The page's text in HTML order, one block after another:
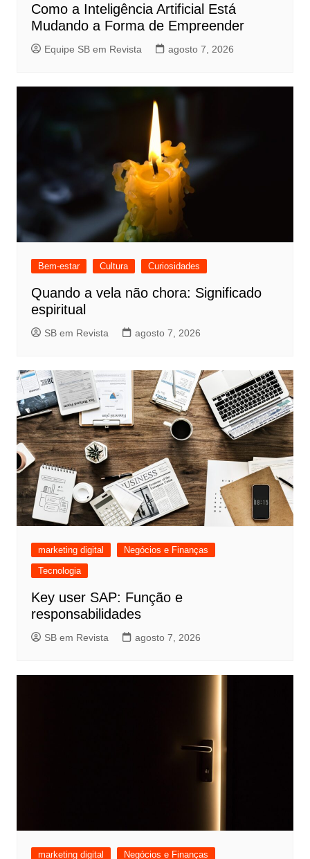
Como a Inteligência Artificial Está
Mudando a Forma de Empreender
Equipe SB em Revista agosto 7, 2026
Bem-estar Cultura Curiosidades
Quando a vela não chora: Significado
espiritual
SB em Revista agosto 7, 2026
marketing digital
Negócios e Finanças
Tecnologia
Key user SAP: Função e
responsabilidades
SB em Revista agosto 7, 2026
marketing digital Negócios e Finanças